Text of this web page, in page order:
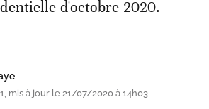
d'octobre 2020.
mis à jour le 21/07/2020 à 14h03